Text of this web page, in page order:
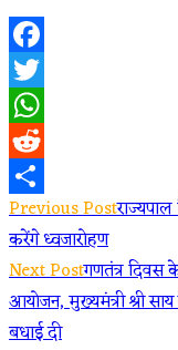
Facebook
Twitter
WhatsApp
Reddit
Share
Read
more
articles
Previous Post
करेंगे ध्वजारोहण
Next Postगणतंत्र दिवस
आयोजन, मुख्यमंत्री श्री
बधाई दी